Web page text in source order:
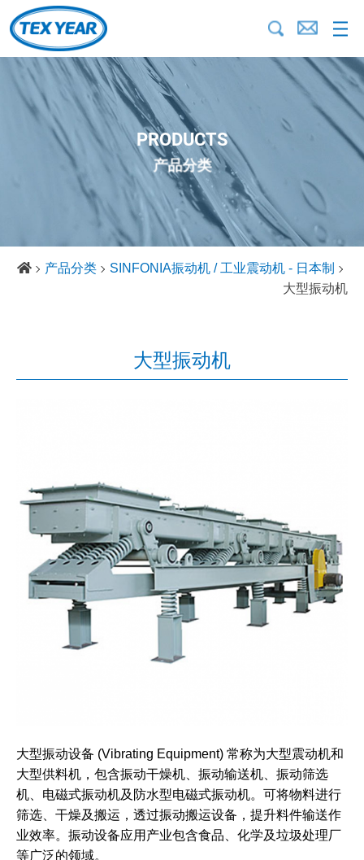
PRODUCTS
产品分类
产品分类
SINFONIA振动机 / 工业震动机 - 日本制
大型振动机
大型振动机
大型振动设备 (Vibrating Equipment) 常称为大型震动机和
大型供料机，包含振动干燥机、 振动输送机、 振动筛选
机、 电磁式振动机及 防水型电磁式振动机。可将物料进行
筛选、干燥及搬运，透过振动搬运设备，提升料件输送作
业效率。振动设备应用产业包含食品、化学及垃圾处理厂
等广泛的领域。